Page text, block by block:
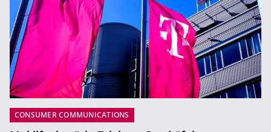
CONSUMER COMMUNICATIONS